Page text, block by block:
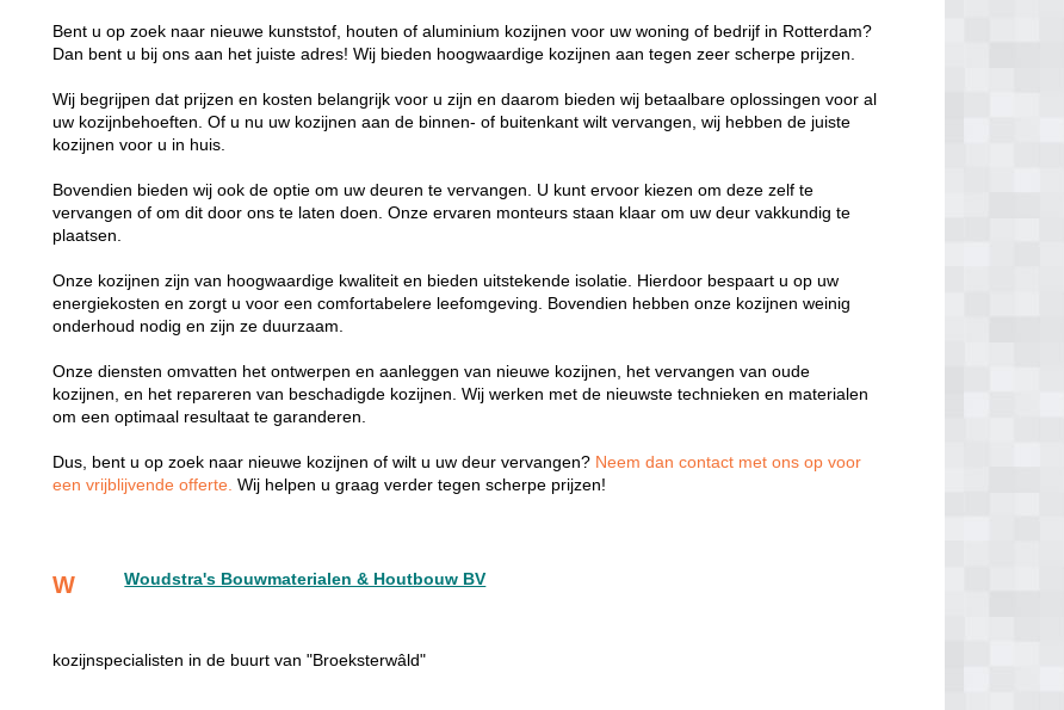
Bent u op zoek naar nieuwe kunststof, houten of aluminium kozijnen voor uw woning of bedrijf in Rotterdam?
Dan bent u bij ons aan het juiste adres! Wij bieden hoogwaardige kozijnen aan tegen zeer scherpe prijzen.
Wij begrijpen dat prijzen en kosten belangrijk voor u zijn en daarom bieden wij betaalbare oplossingen voor al
uw kozijnbehoeften. Of u nu uw kozijnen aan de binnen- of buitenkant wilt vervangen, wij hebben de juiste
kozijnen voor u in huis.
Bovendien bieden wij ook de optie om uw deuren te vervangen. U kunt ervoor kiezen om deze zelf te
vervangen of om dit door ons te laten doen. Onze ervaren monteurs staan klaar om uw deur vakkundig te
plaatsen.
Onze kozijnen zijn van hoogwaardige kwaliteit en bieden uitstekende isolatie. Hierdoor bespaart u op uw
energiekosten en zorgt u voor een comfortabelere leefomgeving. Bovendien hebben onze kozijnen weinig
onderhoud nodig en zijn ze duurzaam.
Onze diensten omvatten het ontwerpen en aanleggen van nieuwe kozijnen, het vervangen van oude
kozijnen, en het repareren van beschadigde kozijnen. Wij werken met de nieuwste technieken en materialen
om een optimaal resultaat te garanderen.
Dus, bent u op zoek naar nieuwe kozijnen of wilt u uw deur vervangen? Neem dan contact met ons op voor
een vrijblijvende offerte.Wij helpen u graag verder tegen scherpe prijzen!
W Woudstra's Bouwmaterialen & Houtbouw BV
kozijnspecialisten in de buurt van "Broeksterwâld"